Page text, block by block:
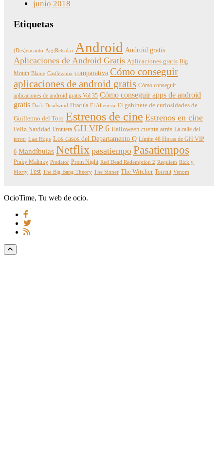
junio 2018
Etiquetas
(Des)encanto AggRetsuko Android Android gratis
Aplicaciones de Android Gratis Aplicaciones gratis Big
Mouth Blame Castlevania comparativa Cómo conseguir
aplicaciones de android gratis Cómo conseguir
aplicaciones de android gratis Vol 35 Cómo conseguir apps de android
gratis Dark Deadwind Dracula El Alienista El gabinete de curiosidades de
Guillermo del Toro Estrenos de cine Estrenos en cine
Feliz Navidad Frontera GH VIP 6 Halloween cuenta atrás La calle del
terror Last Hope Los casos del Departamento Q Límite 48 Horas de GH VIP
6 Mandíbulas Netflix pasatiempo Pasatiempos
Pinky Malinky Predator Prom Night Red Dead Redemption 2 Requiem Rick y
Morty Test The Big Bang Theory The Sinner The Witcher Torrent Venom
OcioTime, Tu web de ocio.